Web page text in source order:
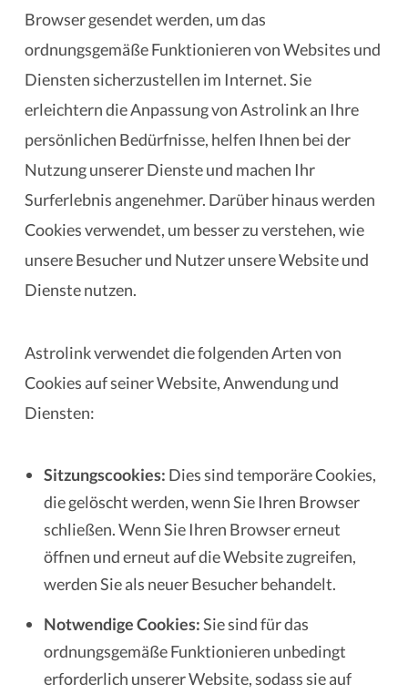
Browser gesendet werden, um das
ordnungsgemäße Funktionieren von Websites und
Diensten sicherzustellen im Internet. Sie
erleichtern die Anpassung von Astrolink an Ihre
persönlichen Bedürfnisse, helfen Ihnen bei der
Nutzung unserer Dienste und machen Ihr
Surferlebnis angenehmer. Darüber hinaus werden
Cookies verwendet, um besser zu verstehen, wie
unsere Besucher und Nutzer unsere Website und
Dienste nutzen.
Astrolink verwendet die folgenden Arten von
Cookies auf seiner Website, Anwendung und
Diensten:
Sitzungscookies: Dies sind temporäre Cookies,
die gelöscht werden, wenn Sie Ihren Browser
schließen. Wenn Sie Ihren Browser erneut
öffnen und erneut auf die Website zugreifen,
werden Sie als neuer Besucher behandelt.
Notwendige Cookies:Sie sind für das
ordnungsgemäße Funktionieren unbedingt
erforderlich unserer Website, sodass sie auf